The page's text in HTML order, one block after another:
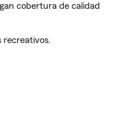
cobertura de calidad
recreativos.